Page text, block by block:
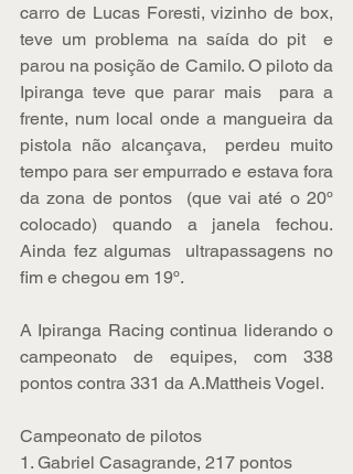
carro de Lucas Foresti, vizinho de box,
teve um problema na saída do pit  e
parou na posição de Camilo. O piloto da
Ipiranga teve que parar mais  para a
frente, num local onde a mangueira da
pistola não alcançava,  perdeu muito
tempo para ser empurrado e estava fora
da zona de pontos  (que vai até o 20º
colocado) quando a janela fechou.
Ainda fez algumas  ultrapassagens no
fim e chegou em 19º.
A Ipiranga Racing continua liderando o
campeonato de equipes, com 338
pontos contra 331 da A.Mattheis Vogel.
Campeonato de pilotos
1. Gabriel Casagrande, 217 pontos